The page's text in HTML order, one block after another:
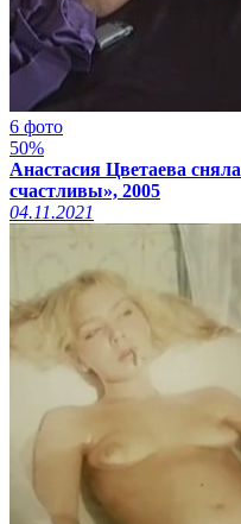
6 фото
50%
Анастасия Цветаева
счастливы», 2005
04.11.2021